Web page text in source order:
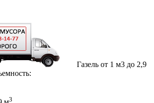
Газель от 1 м3 до 2,9
3